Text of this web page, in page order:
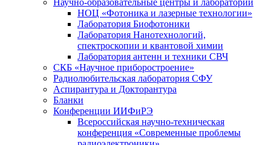
Научно-образовательные центры и лаборатории
НОЦ «Фотоника и лазерные технологии»
Лаборатория Биофотоники
Лаборатория Нанотехнологий,
спектроскопии и квантовой химии
Лаборатория антенн и техники СВЧ
СКБ «Научное приборостроение»
Радиолюбительская лаборатория СФУ
Аспирантура и Докторантура
Бланки
Конференции ИИФиРЭ
Всероссийская научно-техническая
конференция «Современные проблемы